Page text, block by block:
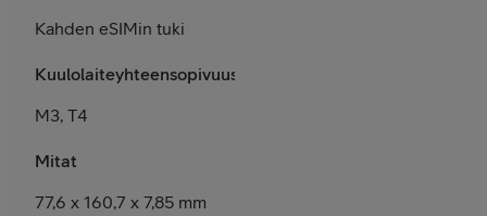
Kahden eSIMin tuki
Kuulolaiteyhteensopivuus
M3, T4
Mitat
77,6 x 160,7 x 7,85 mm